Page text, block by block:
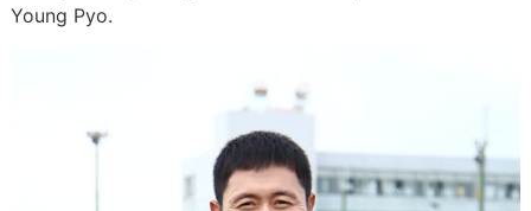
Young Pyo.